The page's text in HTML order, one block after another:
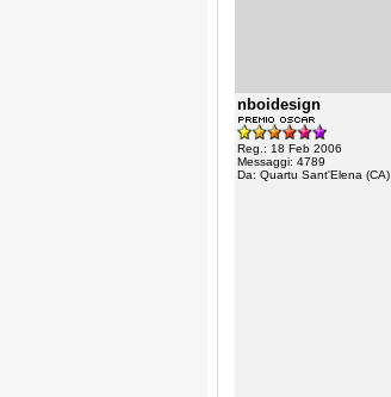
nboidesign
Reg.: 18 Feb 2006
Messaggi: 4789
Da: Quartu Sant'Elena (CA)